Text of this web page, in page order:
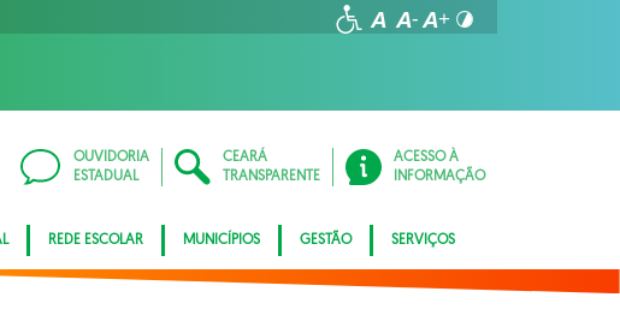
OUVIDORIA
ESTADUAL
CEARÁ
TRANSPARENTE
ACESSO À
INFORMAÇÃO
REDE ESCOLAR MUNICÍPIOS GESTÃO SERVIÇOS